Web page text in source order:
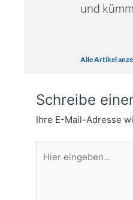
und
Alle Artikel
Schreibe
Ihre E-Mail-Adresse
eingeben…